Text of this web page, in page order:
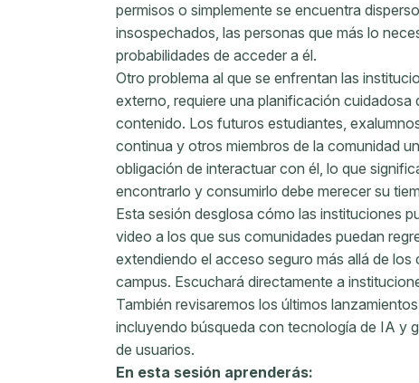
permisos o simplemente se encuentra
insospechados, las personas que más lo
probabilidades de acceder a él.
Otro problema al que se enfrentan las
externo, requiere una planificación cuidadosa
contenido. Los futuros estudiantes,
continua y otros miembros de la comunidad
obligación de interactuar con él, lo que
encontrarlo y consumirlo debe merecer su
Esta sesión desglosa cómo las instituciones
video a los que sus comunidades puedan
extendiendo el acceso seguro más allá de los
campus. Escuchará directamente a
También revisaremos los últimos
incluyendo búsqueda con tecnología de IA y
de usuarios.
En esta sesión aprenderás: